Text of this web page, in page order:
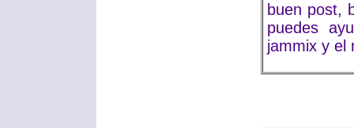
buen post,
puedes
jammix y el